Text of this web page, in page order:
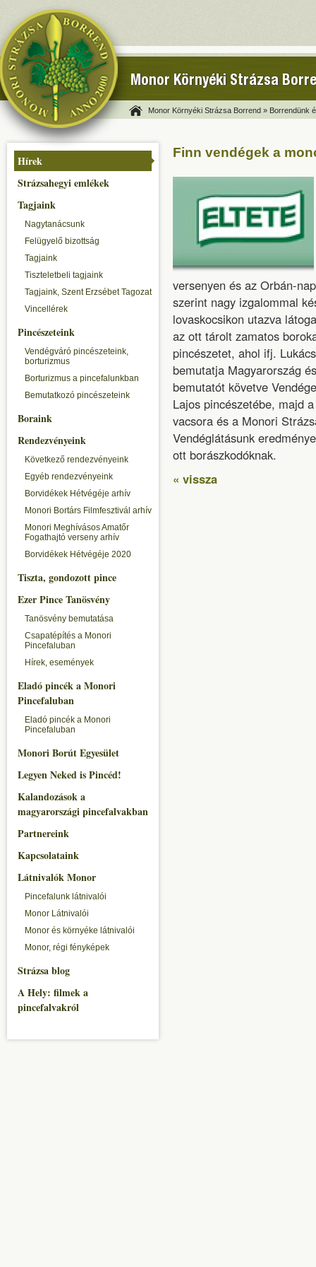
Monor Környéki Strázsa
Monor Környéki Strázsa Borrend » Borrendünk
Hírek
Strázsahegyi emlékek
Tagjaink
Nagytanácsunk
Felügyelő bizottság
Tagjaink
Tiszteletbeli tagjaink
Tagjaink, Szent Erzsébet Tagozat
Vincellérek
Pincészeteink
Vendégváró pincészeteink,
borturizmus
Borturizmus a pincefalunkban
Bemutatkozó pincészeteink
Boraink
Rendezvényeink
Következő rendezvényeink
Egyéb rendezvényeink
Borvidékek Hétvégéje arhív
Monori Bortárs Filmfesztivál arhív
Monori Meghívásos Amatőr
Fogathajtó verseny arhív
Borvidékek Hétvégéje 2020
Tiszta, gondozott pince
Ezer Pince Tanösvény
Tanösvény bemutatása
Csapatépítés a Monori
Pincefaluban
Hírek, események
Eladó pincék a Monori
Pincefaluban
Eladó pincék a Monori
Pincefaluban
Monori Borút Egyesület
Legyen Neked is Pincéd!
Kalandozások a
magyarországi pincefalvakban
Partnereink
Kapcsolataink
Látnivalók Monor
Pincefalunk látnivalói
Monor Látnivalói
Monor és környéke látnivalói
Monor, régi fényképek
Strázsa blog
A Hely: filmek a
pincefalvakról
Finn vendégek a
versenyen és az Orbán-
szerint nagy izgalommal
lovaskocsikon utazva
az ott tárolt zamatos
pincészetet, ahol ifj.
bemutatja Magyarország
bemutatót követve
Lajos pincészetébe, majd
vacsora és a Monori
Vendéglátásunk
ott borászkodóknak.
« vissza